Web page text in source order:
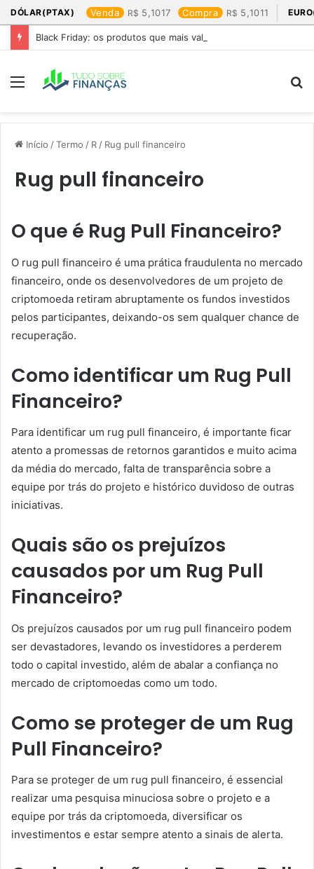
DÓLAR(PTAX) Venda 5,1017 Compra 5,1011
Black Friday: os produtos que mais valem a pena
Menu
Início /Termo / R / Rug pull financeiro
Rug pull financeiro
O que é Rug Pull Financeiro?
O rug pull financeiro é uma prática fraudulenta no mercado
financeiro, onde os desenvolvedores de um projeto de
criptomoeda retiram abruptamente os fundos investidos
pelos participantes, deixando-os sem qualquer chance de
recuperação.
Como identificar um Rug Pull
Financeiro?
Para identificar um rug pull financeiro, é importante ficar
atento a promessas de retornos garantidos e muito acima
da média do mercado, falta de transparência sobre a
equipe por trás do projeto e histórico duvidoso de outras
iniciativas.
Quais são os prejuízos
causados por um Rug Pull
Financeiro?
Os prejuízos causados por um rug pull financeiro podem
ser devastadores, levando os investidores a perderem
todo o capital investido, além de abalar a confiança no
mercado de criptomoedas como um todo.
Como se proteger de um Rug
Pull Financeiro?
Para se proteger de um rug pull financeiro, é essencial
realizar uma pesquisa minuciosa sobre o projeto e a
equipe por trás da criptomoeda, diversificar os
investimentos e estar sempre atento a sinais de alerta.